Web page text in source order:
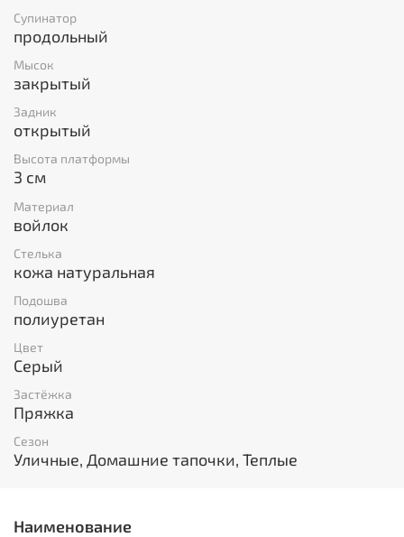
Супинатор
продольный
Мысок
закрытый
Задник
открытый
Высота платформы
3 см
Материал
войлок
Стелька
кожа натуральная
Подошва
полиуретан
Цвет
Серый
Застёжка
Пряжка
Сезон
Уличные, Домашние тапочки, Теплые
Наименование